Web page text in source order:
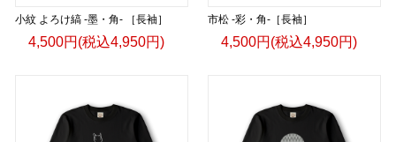
小紋 よろけ縞 -墨・角- ［長袖］
4,500円(税込4,950円)
市松 -彩・角-［長袖］
4,500円(税込4,950円)